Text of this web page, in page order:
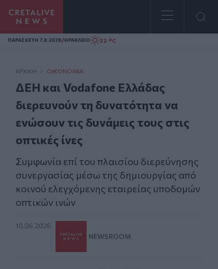
Homepage
ΠΑΡΑΣΚΕΥΗ 7.8.2026/ΗΡΑΚΛΕΙΟ 32 °C
ΑΡΧΙΚΗ / ΟΙΚΟΝΟΜΊΑ
ΔΕΗ και Vodafone Ελλάδας
διερευνούν τη δυνατότητα να
ενώσουν τις δυνάμεις τους στις
οπτικές ίνες
Συμφωνία επί του πλαισίου διερεύνησης
συνεργασίας μέσω της δημιουργίας από
κοινού ελεγχόμενης εταιρείας υποδομών
οπτικών ινών
10.06.2026
NEWSROOM